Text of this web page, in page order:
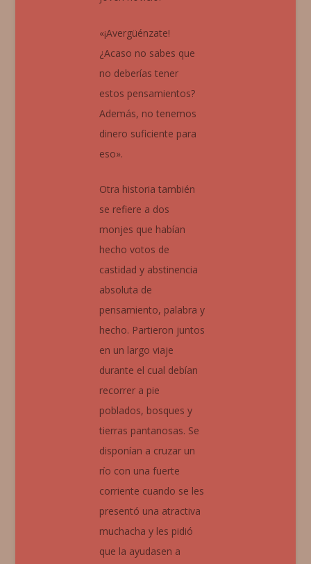
«¡Avergüénzate!
¿Acaso no sabes que
no deberías tener
estos pensamientos?
Además, no tenemos
dinero suficiente para
eso».
Otra historia también
se refiere a dos
monjes que habían
hecho votos de
castidad y abstinencia
absoluta de
pensamiento, palabra y
hecho. Partieron juntos
en un largo viaje
durante el cual debían
recorrer a pie
poblados, bosques y
tierras pantanosas. Se
disponían a cruzar un
río con una fuerte
corriente cuando se les
presentó una atractiva
muchacha y les pidió
que la ayudasen a